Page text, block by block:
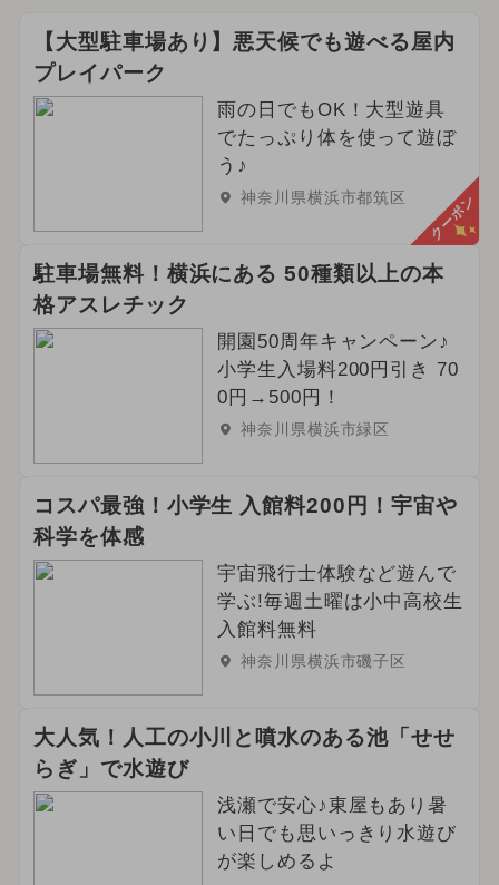
【大型駐車場あり】悪天候でも遊べる屋内
プレイパーク
雨の日でもOK！大型遊具
でたっぷり体を使って遊ぼ
う♪
神奈川県横浜市都筑区 クーポン
駐車場無料！横浜にある 50種類以上の本
格アスレチック
開園50周年キャンペーン♪
小学生入場料200円引き 70
0円→500円！
神奈川県横浜市緑区
コスパ最強！小学生 入館料200円！宇宙や
科学を体感
宇宙飛行士体験など遊んで
学ぶ!毎週土曜は小中高校生
入館料無料
神奈川県横浜市磯子区
大人気！人工の小川と噴水のある池「せせ
らぎ」で水遊び
浅瀬で安心♪東屋もあり暑
い日でも思いっきり水遊び
が楽しめるよ